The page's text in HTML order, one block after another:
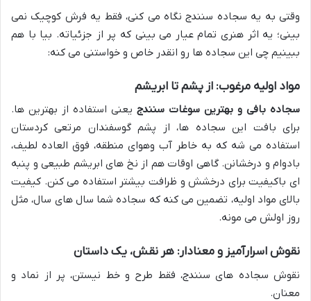
وقتی به یه سجاده سنندج نگاه می کنی، فقط یه فرش کوچیک نمی
بینی؛ یه اثر هنری تمام عیار می بینی که پر از جزئیاته. بیا با هم
ببینیم چی این سجاده ها رو انقدر خاص و خواستنی می کنه:
مواد اولیه مرغوب: از پشم تا ابریشم
سجاده بافی و بهترین سوغات سنندج یعنی استفاده از بهترین ها.
برای بافت این سجاده ها، از پشم گوسفندان مرتعی کردستان
استفاده می شه که به خاطر آب وهوای منطقه، فوق العاده لطیف،
بادوام و درخشانن. گاهی اوقات هم از نخ های ابریشم طبیعی و پنبه
ای باکیفیت برای درخشش و ظرافت بیشتر استفاده می کنن. کیفیت
بالای مواد اولیه، تضمین می کنه که سجاده شما سال های سال، مثل
روز اولش می مونه.
نقوش اسرارآمیز و معنادار: هر نقش، یک داستان
نقوش سجاده های سنندج، فقط طرح و خط نیستن، پر از نماد و
معنان.